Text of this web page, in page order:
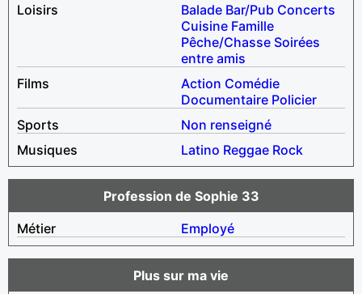
Loisirs
Balade Bar/Pub Concerts
Cuisine Famille
Pêche/Chasse Soirées
entre amis
Films
Action Comédie
Documentaire Policier
Sports
Non renseigné
Musiques
Latino Reggae Rock
Profession de Sophie 33
Métier
Employé
Plus sur ma vie